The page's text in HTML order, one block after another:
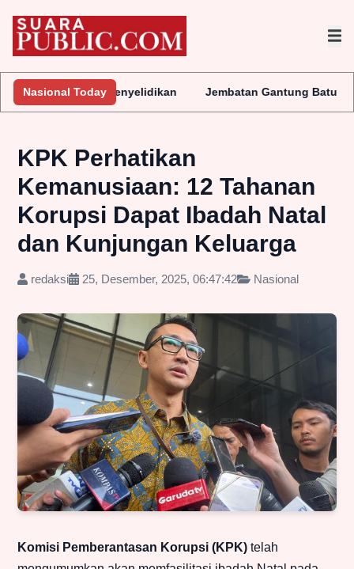
Nasional Today
Penyelidikan Jembatan Gantung Batu Pepe Rp10
KPK Perhatikan
Kemanusiaan: 12 Tahanan
Korupsi Dapat Ibadah Natal
dan Kunjungan Keluarga
redaksi 25, Desember, 2025, 06:47:42 Nasional
Komisi Pemberantasan Korupsi (KPK) telah